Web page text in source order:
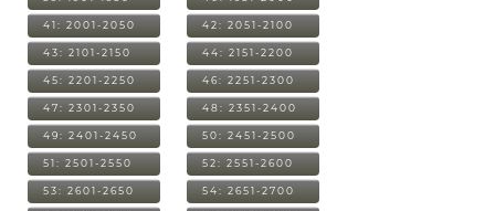
41: 2001-2050 42: 2051-2100
43: 2101-2150 44: 2151-2200
45: 2201-2250 46: 2251-2300
47: 2301-2350 48: 2351-2400
49: 2401-2450 50: 2451-2500
51: 2501-2550 52: 2551-2600
53: 2601-2650 54: 2651-2700